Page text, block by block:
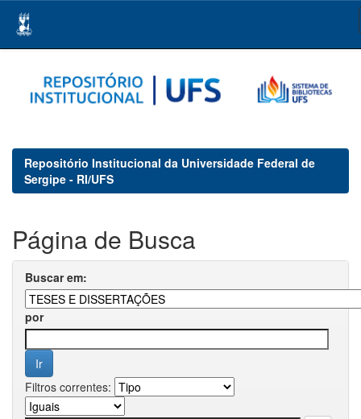
navigation
Repositório Institucional da Universidade Federal de
Sergipe - RI/UFS
Página de Busca
Buscar em:
por
Filtros correntes: